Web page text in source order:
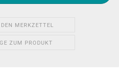
MERKZETTEL
ZUM PRODUKT